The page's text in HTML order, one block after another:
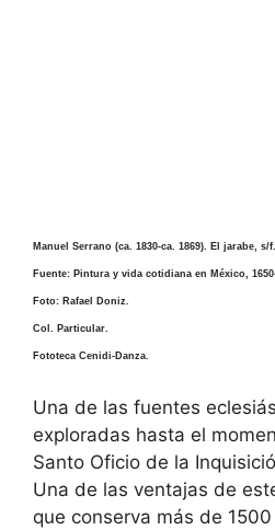
Manuel Serrano (ca. 1830-ca. 1869). El jarabe, s/f.
Fuente: Pintura y vida cotidiana en México, 1650-
Foto: Rafael Doniz.
Col. Particular.
Fototeca Cenidi-Danza.
Una de las fuentes
exploradas hasta el
Santo Oficio de la
Una de las ventajas de
que conserva más de